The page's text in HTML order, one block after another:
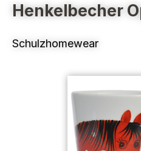
Henkelbecher
Schulzhomewear